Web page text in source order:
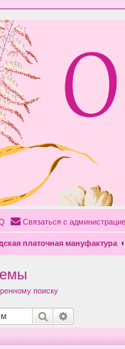
Связаться с
платочная мануфактура
поиску
Поиск